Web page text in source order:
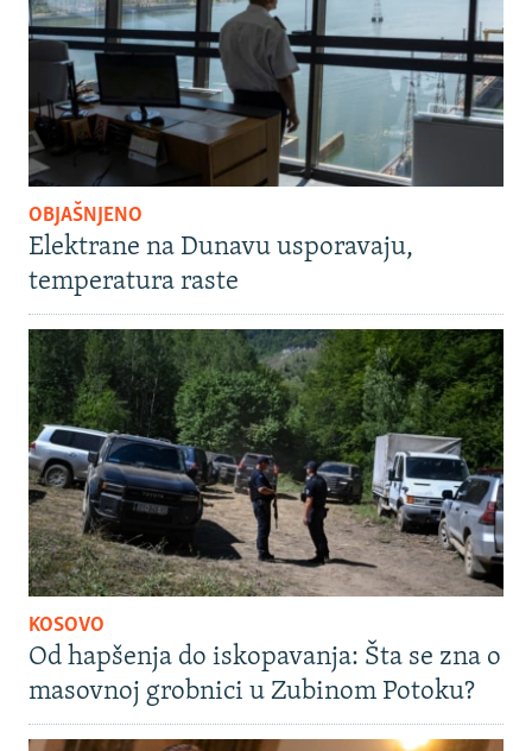
OBJAŠNJENO
Elektrane na Dunavu usporavaju,
temperatura raste
KOSOVO
Od hapšenja do iskopavanja: Šta se zna o
masovnoj grobnici u Zubinom Potoku?